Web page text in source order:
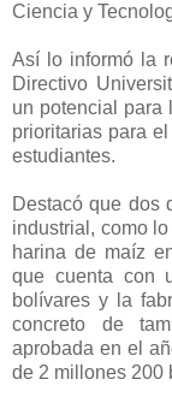
Ciencia y
Así lo informó la
Directivo
un potencial para
prioritarias para
estudiantes.
Destacó que dos
industrial, como
harina de maíz
que cuenta con
bolívares y la
concreto de
aprobada en el
de 2 millones 200